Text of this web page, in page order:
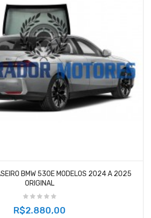
BMW 530E MODELOS 2024 A 2025
ORIGINAL
R$2.880,00